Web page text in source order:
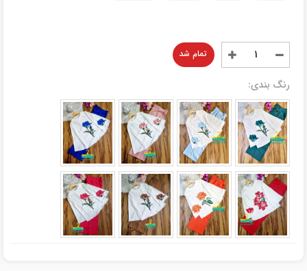
تمام شد
رنگ بندی: